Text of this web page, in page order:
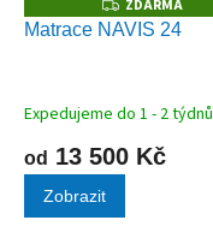
Z
D
A
ZDARMA
Matrace NAVIS 24
Expedujeme do 1 - 2 týdnů
od 13 500 Kč
Zobrazit